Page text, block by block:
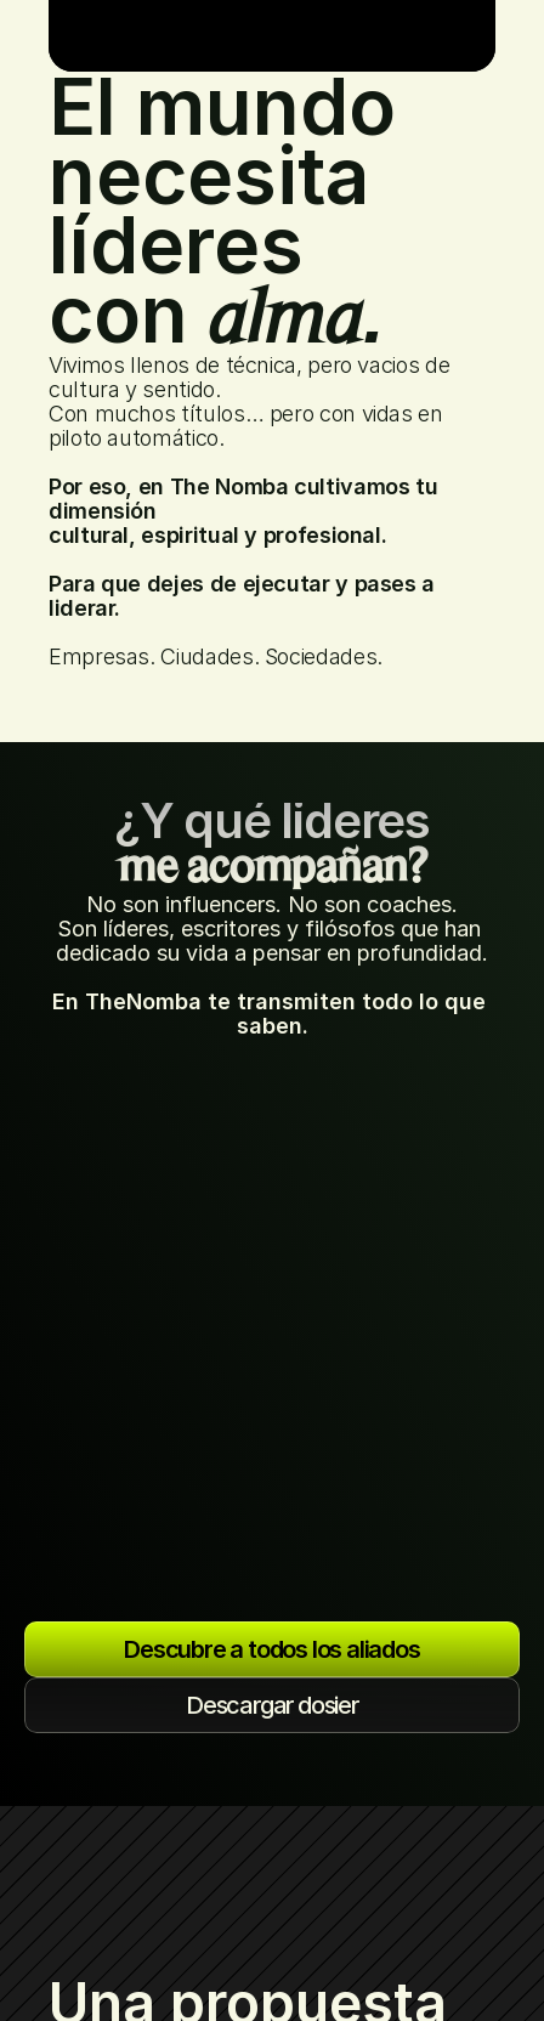
El mundo
necesita
líderes
con alma.
Vivimos llenos de técnica, pero vacios de
cultura y sentido.
Con muchos títulos… pero con vidas en
piloto automático.
Por eso, en The Nomba cultivamos tu
dimensión
cultural, espiritual y profesional.
Para que dejes de ejecutar y pases a
liderar.
Empresas. Ciudades. Sociedades.
¿Y qué lideres
me acompañan?
No son influencers. No son coaches.
Son líderes, escritores y filósofos que han
dedicado su vida a pensar en profundidad.
En TheNomba te transmiten todo lo que
saben.
Descubre a todos los aliados
Descargar dosier
Una propuesta